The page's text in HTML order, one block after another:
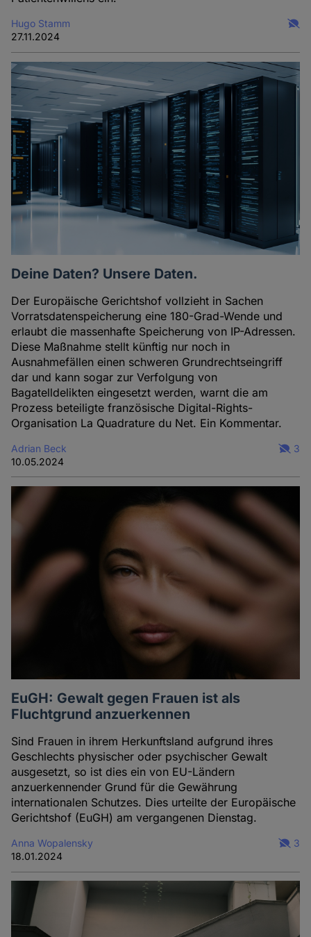
Hugo Stamm
27.11.2024
Deine Daten? Unsere Daten.
Der Europäische Gerichtshof vollzieht in Sachen
Vorratsdatenspeicherung eine 180-Grad-Wende und
erlaubt die massenhafte Speicherung von IP-Adressen.
Diese Maßnahme stellt künftig nur noch in
Ausnahmefällen einen schweren Grundrechtseingriff
dar und kann sogar zur Verfolgung von
Bagatelldelikten eingesetzt werden, warnt die am
Prozess beteiligte französische Digital-Rights-
Organisation La Quadrature du Net. Ein Kommentar.
Adrian Beck
10.05.2024
3
EuGH: Gewalt gegen Frauen ist als
Fluchtgrund anzuerkennen
Sind Frauen in ihrem Herkunftsland aufgrund ihres
Geschlechts physischer oder psychischer Gewalt
ausgesetzt, so ist dies ein von EU-Ländern
anzuerkennender Grund für die Gewährung
internationalen Schutzes. Dies urteilte der Europäische
Gerichtshof (EuGH) am vergangenen Dienstag.
Anna Wopalensky
18.01.2024
3